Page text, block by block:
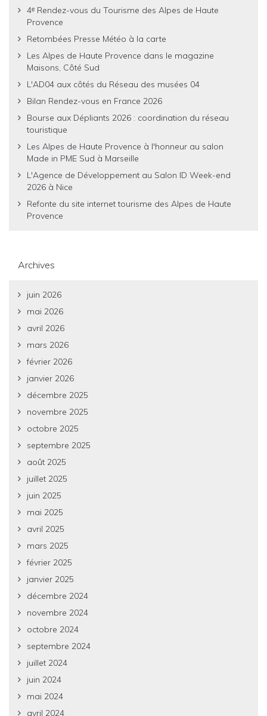
4ᵉ Rendez-vous du Tourisme des Alpes de Haute
Provence
Retombées Presse Météo à la carte
Les Alpes de Haute Provence dans le magazine
Maisons, Côté Sud
L'AD04 aux côtés du Réseau des musées 04
Bilan Rendez-vous en France 2026
Bourse aux Dépliants 2026 : coordination du réseau
touristique
Les Alpes de Haute Provence à l'honneur au salon
Made in PME Sud à Marseille
L'Agence de Développement au Salon ID Week-end
2026 à Nice
Refonte du site internet tourisme des Alpes de Haute
Provence
Archives
juin 2026
mai 2026
avril 2026
mars 2026
février 2026
janvier 2026
décembre 2025
novembre 2025
octobre 2025
septembre 2025
août 2025
juillet 2025
juin 2025
mai 2025
avril 2025
mars 2025
février 2025
janvier 2025
décembre 2024
novembre 2024
octobre 2024
septembre 2024
juillet 2024
juin 2024
mai 2024
avril 2024